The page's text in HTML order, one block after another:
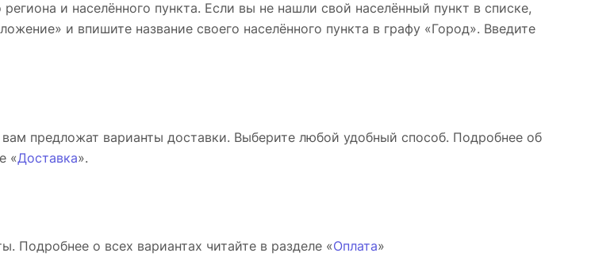
и населённого пункта. Если вы не нашли свой населённый пункт в списке,
и впишите название своего населённого пункта в графу «Город». Введите
предложат варианты доставки. Выберите любой удобный способ. Подробнее об
«Доставка».
Подробнее о всех вариантах читайте в разделе «Оплата»